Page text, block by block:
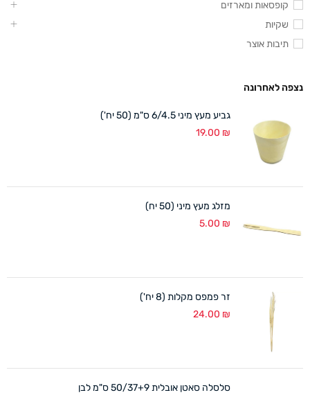
קופסאות ומארזים
שקיות
תיבות אוצר
נצפה לאחרונה
גביע מעץ מיני 6/4.5 ס"מ (50 יח')
19.00 ₪
מזלג מעץ מיני (50 יח)
5.00 ₪
זר פמפס מקלות (8 יח')
24.00 ₪
סלסלה סאטן אובלית 50/37+9 ס"מ לבן